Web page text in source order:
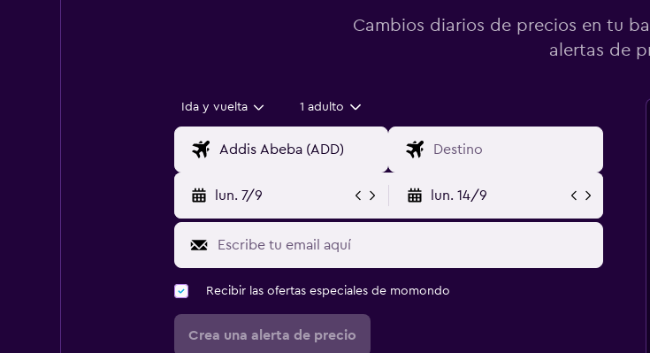
Cambios diarios de precios en tu
alertas de
Ida y vuelta 1 adulto
lun. 7/9 lun. 14/9
Recibir las ofertas especiales de momondo
Crea una alerta de precio